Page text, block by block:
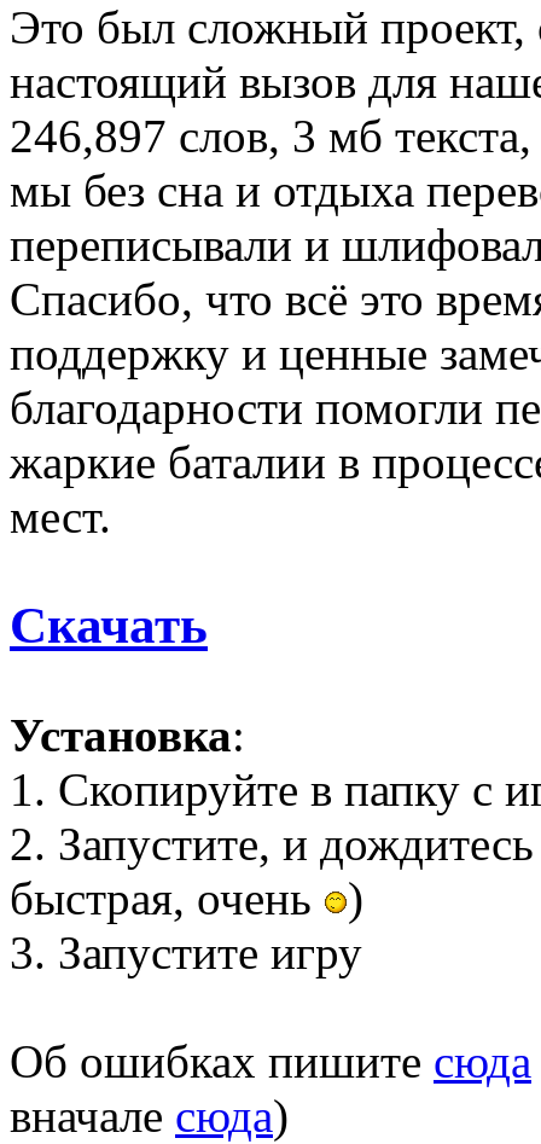
Это был сложный проект,
настоящий вызов для
246,897 слов, 3 мб
мы без сна и отдыха
переписывали и
Спасибо, что всё это
поддержку и ценные
благодарности помогли
жаркие баталии в
мест.
Скачать
Установка:
1. Скопируйте в папку с
2. Запустите, и
быстрая, очень
)
3. Запустите игру
Об ошибках пишите сюда
вначале сюда)